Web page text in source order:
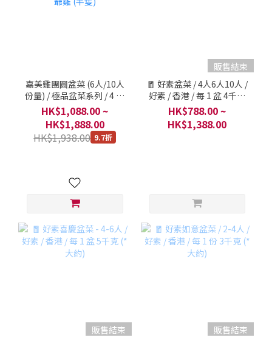
嘉美雞團圓盆菜 (6人/10人
份量) / 極品盆菜系列 / 4 公
斤 連嘉美濃雞湯 (1包) 及
嘉美少爺雞 (半隻)
HK$1,088.00 ~
HK$1,888.00
HK$1,938.00 9.7折
販售結束
🧧 好素盆菜 / 4人6人10人 /
好素 / 香港 / 每 1 盆 4千克
(*大約)
HK$788.00 ~
HK$1,388.00
販售結束
販售結束